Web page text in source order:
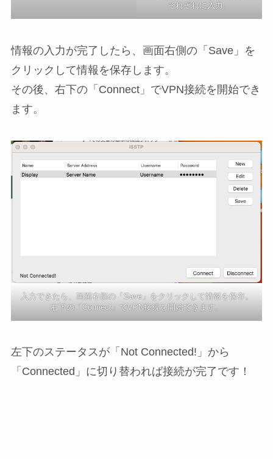
それぞれに入力。
情報の入力が完了したら、画面右側の「Save」を
クリックして情報を保存します。
その後、右下の「Connect」でVPN接続を開始でき
ます。
入力できたら、画面右側の「Save」をクリックして情報を保存。
右下の「Connect」でVPN接続を開始できます。
左下のステータスが「Not Connected!」から
「Connected」に切り替われば接続が完了です！